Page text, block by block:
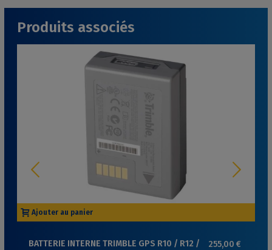
Produits associés
Ajouter au panier
BATTERIE INTERNE TRIMBLE GPS R10 / R12 /
255,00 €